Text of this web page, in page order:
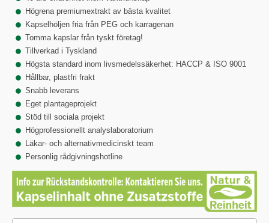
Högrena premiumextrakt av bästa kvalitet
Kapselhöljen fria från PEG och karragenan
Tomma kapslar från tyskt företag!
Tillverkad i Tyskland
Högsta standard inom livsmedelssäkerhet: HACCP & ISO 9001
Hållbar, plastfri frakt
Snabb leverans
Eget plantageprojekt
Stöd till sociala projekt
Högprofessionellt analyslaboratorium
Läkar- och alternativmedicinskt team
Personlig rådgivningshotline